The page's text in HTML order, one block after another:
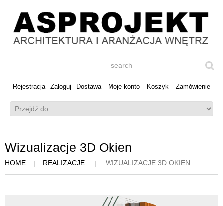
Rejestracja Zaloguj Dostawa Moje konto Koszyk Zamówienie
Wizualizacje 3D Okien
HOME REALIZACJE WIZUALIZACJE 3D OKIEN